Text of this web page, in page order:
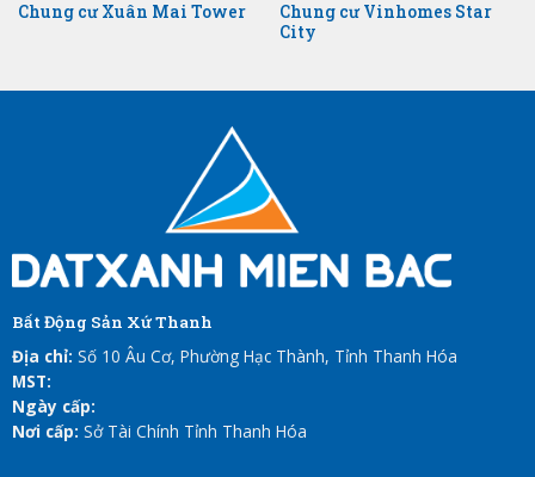
Chung cư Xuân Mai Tower
Chung cư Vinhomes Star
City
Bất Động Sản Xứ Thanh
Địa chỉ: Số 10 Âu Cơ, Phường Hạc Thành, Tỉnh Thanh Hóa
MST:
Ngày cấp:
Nơi cấp: Sở Tài Chính Tỉnh Thanh Hóa